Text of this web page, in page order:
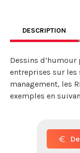
DESCRIPTION
Dessins
entreprises sur
management, les
exemples en